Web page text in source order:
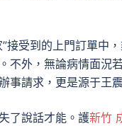
接受到的上門訂單中
不外，無論病情面況
事請求，更是源于王
了說話才能。護新竹